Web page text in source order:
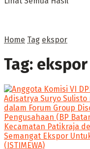
Home Tag ekspor
Tag: ekspor